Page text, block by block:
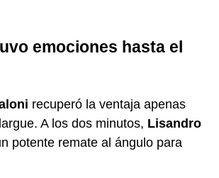
emociones hasta el
recuperó la ventaja apenas
A los dos minutos, Lisandro
potente remate al ángulo para